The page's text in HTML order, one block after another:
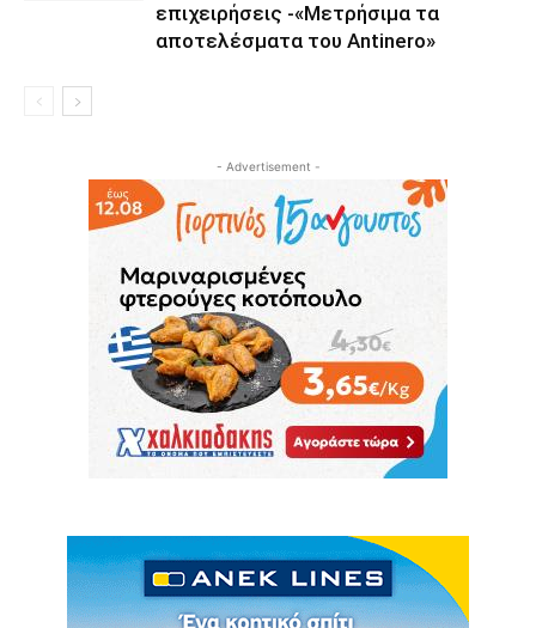
επιχειρήσεις -«Μετρήσιμα τα
αποτελέσματα του Αntinero»
- Advertisement -